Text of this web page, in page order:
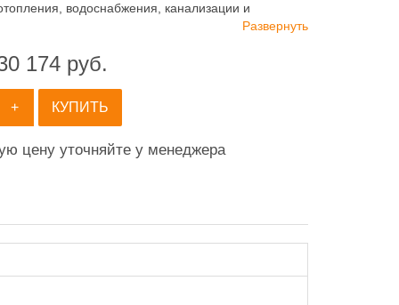
водоснабжения, канализации и
Развернуть
174руб.
+ КУПИТЬ
цену уточняйте у менеджера